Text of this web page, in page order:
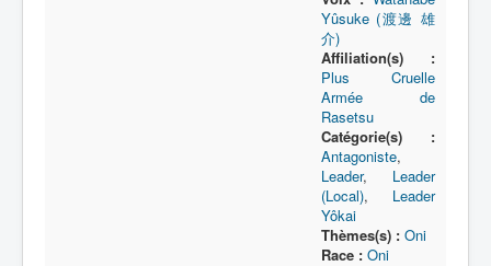
Yûsuke (渡邊 雄
介)
Affiliation(s) :
Plus Cruelle
Armée de
Rasetsu
Catégorie(s) :
Antagoniste,
Leader, Leader
(Local), Leader
Yôkai
Thèmes(s) : Oni
Race : Oni